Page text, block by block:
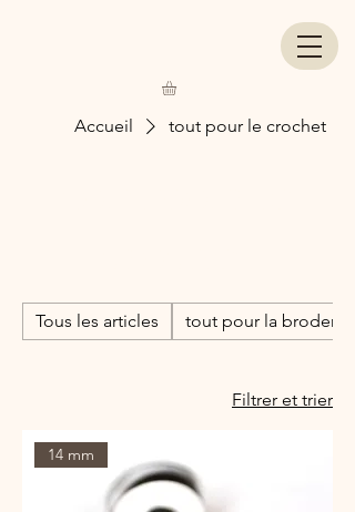
Accueil tout pour le crochet
Tous les articles tout pour la broderie
Filtrer et trier
14 mm